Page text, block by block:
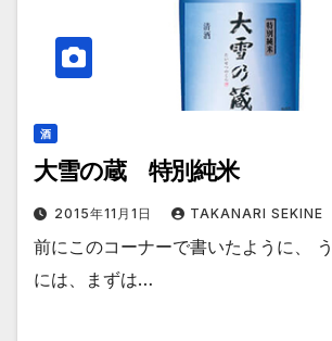
酒
大雪の蔵 特別純米
2015年11月1日 TAKANARI SEKINE
前にこのコーナーで書いたように、
には、まずは…